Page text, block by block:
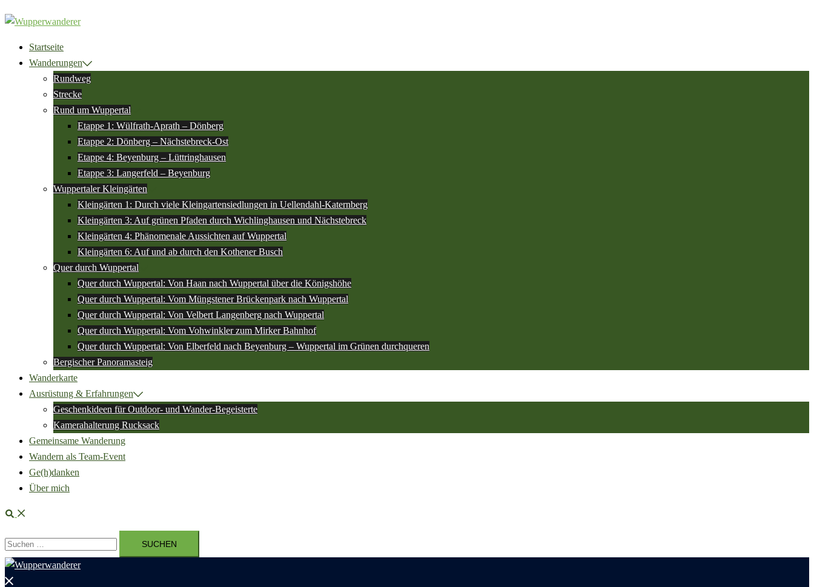
Zum
Inhalt
springenStartseite
Wanderungen
Rundweg
Strecke
Rund um Wuppertal
Etappe 1: Wülfrath-Aprath – Dönberg
Etappe 2: Dönberg – Nächstebreck-Ost
Etappe 4: Beyenburg – Lüttringhausen
Etappe 3: Langerfeld – Beyenburg
Wuppertaler Kleingärten
Kleingärten 1: Durch viele Kleingartensiedlungen in Uellendahl-Katernberg
Kleingärten 3: Auf grünen Pfaden durch Wichlinghausen und Nächstebreck
Kleingärten 4: Phänomenale Aussichten auf Wuppertal
Kleingärten 6: Auf und ab durch den Kothener Busch
Quer durch Wuppertal
Quer durch Wuppertal: Von Haan nach Wuppertal über die Königshöhe
Quer durch Wuppertal: Vom Müngstener Brückenpark nach Wuppertal
Quer durch Wuppertal: Von Velbert Langenberg nach Wuppertal
Quer durch Wuppertal: Vom Vohwinkler zum Mirker Bahnhof
Quer durch Wuppertal: Von Elberfeld nach Beyenburg – Wuppertal im Grünen durchqueren
Bergischer Panoramasteig
Wanderkarte
Ausrüstung & Erfahrungen
Geschenkideen für Outdoor- und Wander-Begeisterte
Kamerahalterung Rucksack
Gemeinsame Wanderung
Wandern als Team-Event
Ge(h)danken
Über mich
Suche
Suchen
nach:
Menü